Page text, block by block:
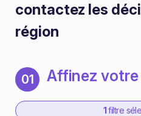
contactez les
région
01 Affinez
1 filtre